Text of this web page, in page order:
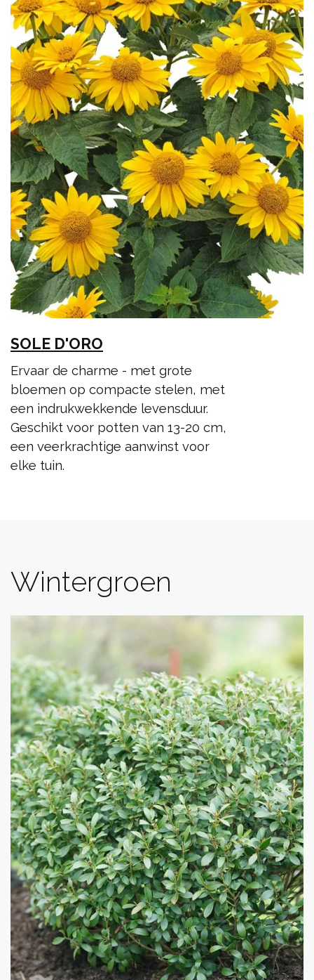
SOLE D'ORO
Ervaar de charme - met grote
bloemen op compacte stelen, met
een indrukwekkende levensduur.
Geschikt voor potten van 13-20 cm,
een veerkrachtige aanwinst voor
elke tuin.
Wintergroen